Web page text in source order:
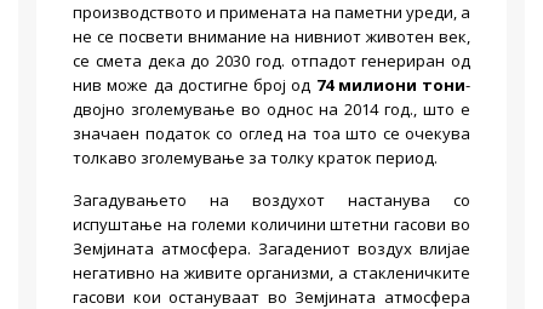
производството и примената на паметни уреди, а
не се посвети внимание на нивниот животен век,
се смета дека до 2030 год. отпадот генериран од
нив може да достигне број од 74 милиони тони-
двојно зголемување во однос на 2014 год., што е
значаен податок со оглед на тоа што се очекува
толкаво зголемување за толку краток период.
Загадувањето на воздухот настанува со
испуштање на големи количини штетни гасови во
Земјината атмосфера. Загадениот воздух влијае
негативно на живите организми, а стакленичките
гасови кои остануваат во Земјината атмосфера